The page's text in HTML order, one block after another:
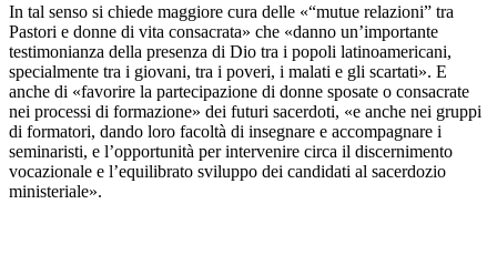
In tal senso si chiede maggiore cura delle «“mutue relazioni” tra
Pastori e donne di vita consacrata» che «danno un’importante
testimonianza della presenza di Dio tra i popoli latinoamericani,
specialmente tra i giovani, tra i poveri, i malati e gli scartati». E
anche di «favorire la partecipazione di donne sposate o consacrate
nei processi di formazione» dei futuri sacerdoti, «e anche nei gruppi
di formatori, dando loro facoltà di insegnare e accompagnare i
seminaristi, e l’opportunità per intervenire circa il discernimento
vocazionale e l’equilibrato sviluppo dei candidati al sacerdozio
ministeriale».